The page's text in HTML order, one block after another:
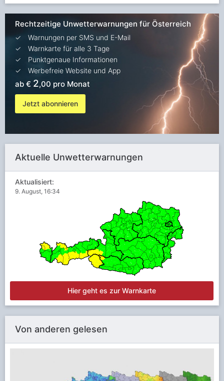
Rechtzeitige Unwetterwarnungen für Österreich
Warnungen per SMS und E-Mail
Warnkarte für alle 3 Tage
Punktgenaue Informationen
Werbefreie Website und App
ab € 2,00 pro Monat
Jetzt abonnieren
Aktuelle Unwetterwarnungen
Aktualisiert:
9. August, 16:34
Hier geht es zur Warnkarte
Von anderen gelesen